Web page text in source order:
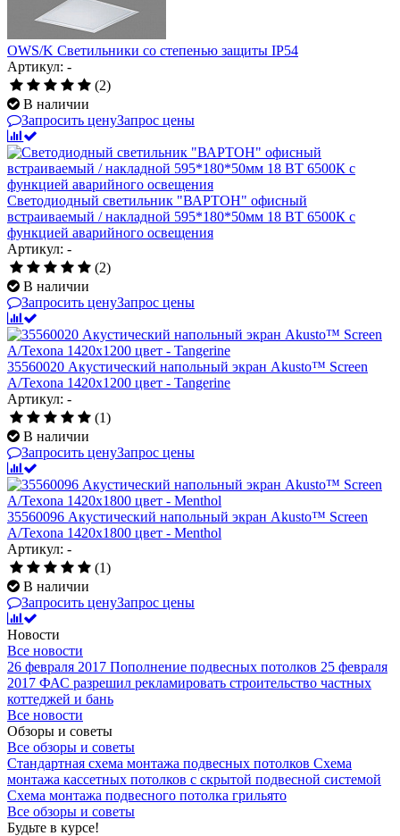
OWS/K Светильники со степенью защиты IP54
Артикул: -
(2)
В наличии
Запросить ценуЗапрос цены
Светодиодный светильник "ВАРТОН" офисный
встраиваемый / накладной 595*180*50мм 18 ВТ 6500К с
функцией аварийного освещения
Артикул: -
(2)
В наличии
Запросить ценуЗапрос цены
35560020 Акустический напольный экран Akusto™ Screen
A/Texona 1420x1200 цвет - Tangerine
Артикул: -
(1)
В наличии
Запросить ценуЗапрос цены
35560096 Акустический напольный экран Akusto™ Screen
A/Texona 1420x1800 цвет - Menthol
Артикул: -
(1)
В наличии
Запросить ценуЗапрос цены
Новости
Все новости
26 февраля 2017 Пополнение подвесных потолков 25 февраля
2017 ФАС разрешил рекламировать строительство частных
коттеджей и бань
Все новости
Обзоры и советы
Все обзоры и советы
Стандартная схема монтажа подвесных потолков Схема
монтажа кассетных потолков с скрытой подвесной системой
Схема монтажа подвесного потолка грильято
Все обзоры и советы
Будьте в курсе!